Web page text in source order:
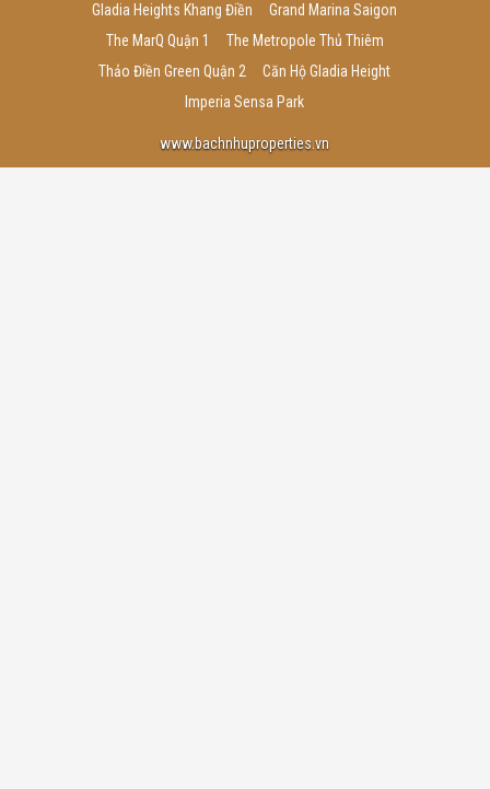
Gladia Heights Khang Điền
Grand Marina Saigon
The MarQ Quận 1
The Metropole Thủ Thiêm
Thảo Điền Green Quận 2
Căn Hộ Gladia Height
Imperia Sensa Park
www.bachnhuproperties.vn